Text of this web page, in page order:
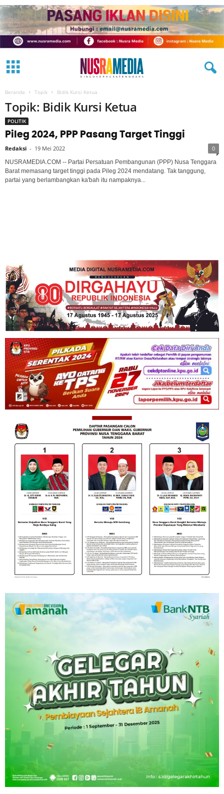
Beranda Topik Bidik Kursi Ketua
Topik: Bidik Kursi Ketua
POLITIK
Pileg 2024, PPP Pasang Target Tinggi
Redaksi - 19 Mei 2022 0
NUSRAMEDIA.COM -- Partai Persatuan Pembangunan (PPP) Nusa Tenggara
Barat memasang target tinggi pada Pileg 2024 mendatang. Tak tanggung,
partai yang berlambangkan ka'bah itu nampaknya...